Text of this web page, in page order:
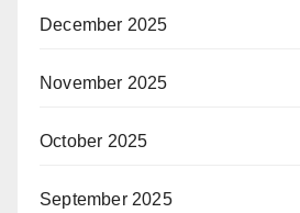
December 2025
November 2025
October 2025
September 2025